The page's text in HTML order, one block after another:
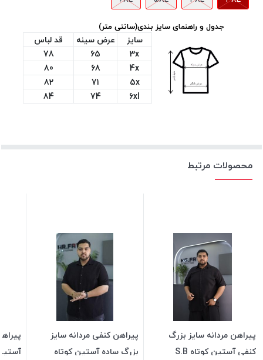
جدول و راهنمای سایز بندی(سانتی متر)
سایز عرض سینه
قد لباس
3x
65
78
4x
68
80
5x
71
82
6xl
74
84
محصولات مرتبط
پیراهن مردانه سایز بزرگ
کنفی آستین کوتاه S.B
پیراهن کنفی مردانه سایز
بزرگ ساده آستین کوتاه